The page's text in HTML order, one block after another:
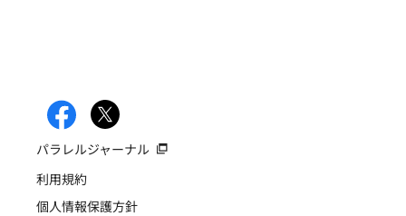
パラレルジャーナル
利用規約
個人情報保護方針